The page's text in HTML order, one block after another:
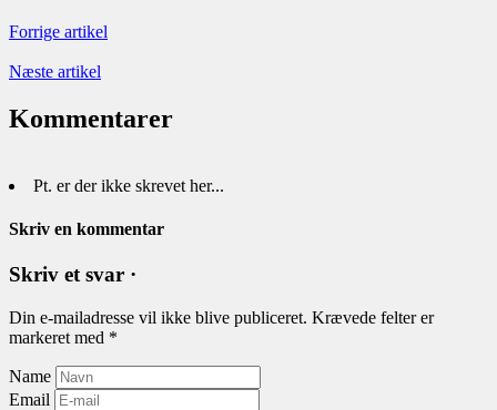
Forrige artikel
Næste artikel
Kommentarer
Pt. er der ikke skrevet her...
Skriv en kommentar
Skriv et svar ·
Din e-mailadresse vil ikke blive publiceret. Krævede felter er
markeret med *
Name
Email